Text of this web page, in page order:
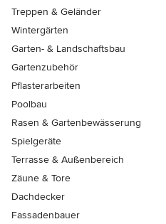
Treppen & Geländer
Wintergärten
Garten- & Landschaftsbau
Gartenzubehör
Pflasterarbeiten
Poolbau
Rasen & Gartenbewässerung
Spielgeräte
Terrasse & Außenbereich
Zäune & Tore
Dachdecker
Fassadenbauer